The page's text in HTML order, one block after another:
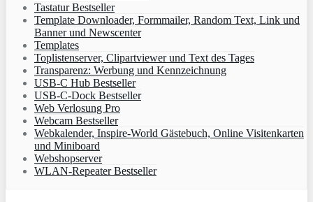
Tastatur Bestseller
Template Downloader, Formmailer, Random Text, Link und
Banner und Newscenter
Templates
Toplistenserver, Clipartviewer und Text des Tages
Transparenz: Werbung und Kennzeichnung
USB-C Hub Bestseller
USB-C-Dock Bestseller
Web Verlosung Pro
Webcam Bestseller
Webkalender, Inspire-World Gästebuch, Online Visitenkarten
und Miniboard
Webshopserver
WLAN-Repeater Bestseller